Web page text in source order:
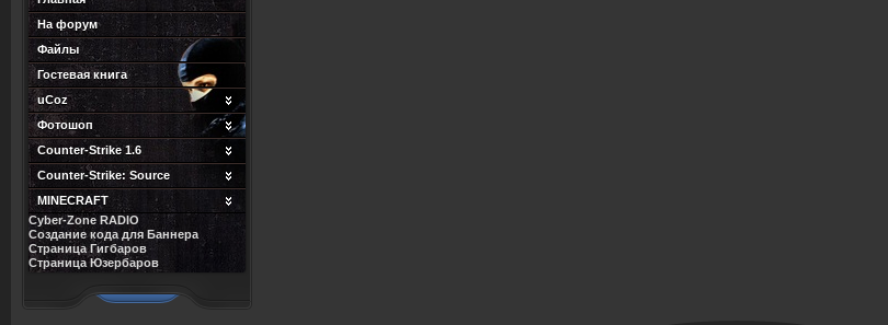
На форум
Файлы
Гостевая книга
uCoz
Фотошоп
Counter-Strike 1.6
Counter-Strike: Source
MINECRAFT
Cyber-Zone RADIO
Создание кода для Баннера
Страница Гигбаров
Страница Юзербаров